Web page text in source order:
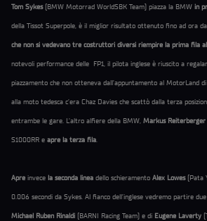
Tom Sykes(BMW Motorrad WorldSBK Team) piazza la BMW in
della Tissot Superpole, è il miglior risultato ottenuto fino ad ora
che non si vedevano tre costruttori diversi riempire la prima fila
notevoli performance delle FP1, il pilota inglese è riuscito a
piazzamento che non otteneva dall’appuntamento al MotorLand
alla moto tedesca c’era Chaz Davies che scattò dalla terza
entrambe le gare. L’altro alfiere della BMW, Markus Reiterberger
S1000RR e apre la terza fila.
Apre invece la seconda linea dello schieramento Alex Lowes(Pata
0.006 secondi da Sykes. Al fianco dell’inglese vedremo partire
Michael Ruben Rinaldi (BARNI Racing Team) e di Eugene Laverty